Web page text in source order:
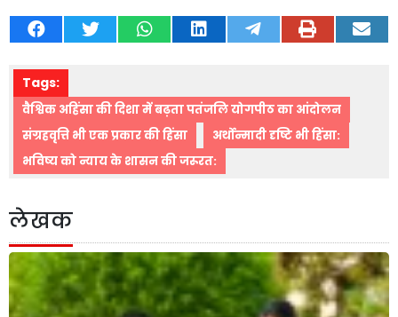
Tags:
वैश्विक अहिंसा की दिशा में बढ़ता पतंजलि योगपीठ का आंदोलन
संग्रहवृत्ति भी एक प्रकार की हिंसा
अर्थोन्मादी दृष्टि भी हिंसा:
भविष्य को न्याय के शासन की जरूरत:
लेखक